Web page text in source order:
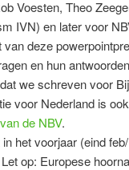
Voesten, Theo
IVN) en later voor
van deze
en hun
we schreven voor
voor Nederland is
van de NBV.
het voorjaar (eind
op: Europese